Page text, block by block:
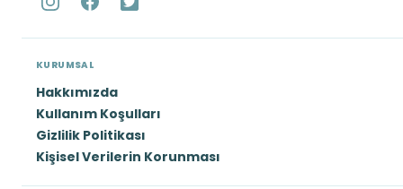
KURUMSAL
Hakkımızda
Kullanım Koşulları
Gizlilik Politikası
Kişisel Verilerin Korunması